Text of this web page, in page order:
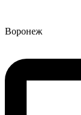
Воронеж